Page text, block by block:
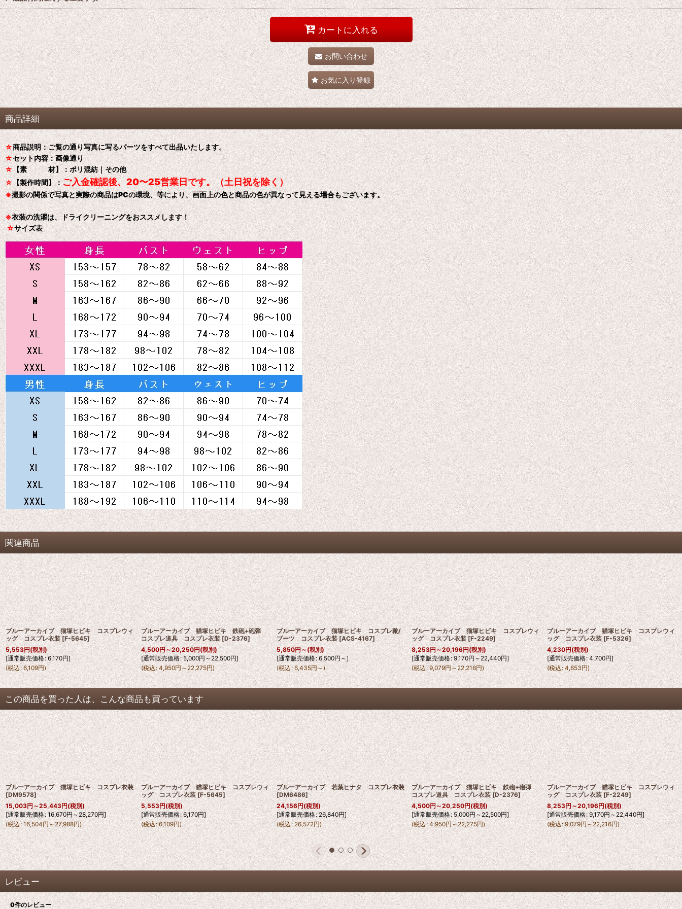
カートに入れる
お問い合わせ
お気に入り登録
商品詳細
☆商品説明：ご覧の通り写真に写るパーツをすべて出品いたします。
☆セット内容：画像通り
☆【素 材】：ポリ混紡｜その他
☆【製作時間】：ご入金確認後、20〜25営業日です。（土日祝を除く）
※撮影の関係で写真と実際の商品はPCの環境、等により、画面上の色と商品の色が異なって見える場合もございます。
※衣装の洗濯は、ドライクリーニングをおススメします！
☆サイズ表
関連商品
ブルーアーカイブ 猫塚ヒビキ コスプレウィ
ッグ コスプレ衣装 [F-5645]
5,553円(税別)
[通常販売価格: 6,170円]
(税込: 6,109円)
ブルーアーカイブ 猫塚ヒビキ 鉄砲+砲弾
コスプレ道具 コスプレ衣装 [D-2376]
4,500円～20,250円(税別)
[通常販売価格: 5,000円～22,500円]
(税込: 4,950円～22,275円)
ブルーアーカイブ 猫塚ヒビキ コスプレ靴/
ブーツ コスプレ衣装 [ACS-4167]
5,850円～(税別)
[通常販売価格: 6,500円～]
(税込: 6,435円～)
ブルーアーカイブ 猫塚ヒビキ コスプレウィ
ッグ コスプレ衣装 [F-2249]
8,253円～20,196円(税別)
[通常販売価格: 9,170円～22,440円]
(税込: 9,079円～22,216円)
ブルーアーカイブ 猫塚ヒビキ コスプレウィ
ッグ コスプレ衣装 [F-5326]
4,230円(税別)
[通常販売価格: 4,700円]
(税込: 4,653円)
この商品を買った人は、こんな商品も買っています
ブルーアーカイブ 猫塚ヒビキ コスプレ衣装
[DM9578]
15,003円～25,443円(税別)
[通常販売価格: 16,670円～28,270円]
(税込: 16,504円～27,988円)
ブルーアーカイブ 猫塚ヒビキ コスプレウィ
ッグ コスプレ衣装 [F-5645]
5,553円(税別)
[通常販売価格: 6,170円]
(税込: 6,109円)
ブルーアーカイブ 若葉ヒナタ コスプレ衣装
[DM6486]
24,156円(税別)
[通常販売価格: 26,840円]
(税込: 26,572円)
ブルーアーカイブ 猫塚ヒビキ 鉄砲+砲弾
コスプレ道具 コスプレ衣装 [D-2376]
4,500円～20,250円(税別)
[通常販売価格: 5,000円～22,500円]
(税込: 4,950円～22,275円)
ブルーアーカイブ 猫塚ヒビキ コスプレウィ
ッグ コスプレ衣装 [F-2249]
8,253円～20,196円(税別)
[通常販売価格: 9,170円～22,440円]
(税込: 9,079円～22,216円)
レビュー
0件のレビュー